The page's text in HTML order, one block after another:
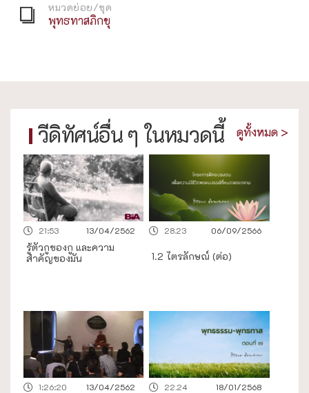
หมวดย่อย/ชุด
พุทธทาสภิกขุ
วีดิทัศน์อื่น ๆ ในหมวดนี้
13/04/2562
21:53
รู้ตัวกูของกู และความ
สำคัญของมัน
06/09/2566
28.23
1.2 ไตรลักษณ์ (ต่อ)
13/04/2562
1:26:20 18/01/2568
22.24
ดูทั้งหมด >